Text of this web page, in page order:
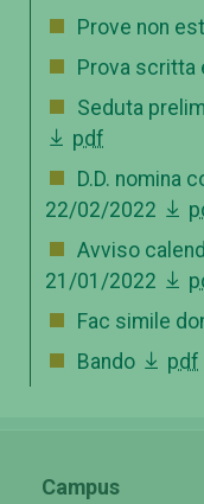
Prove non
Prova scritta
Seduta
pdf
D.D. nomina
22/02/2022
Avviso
21/01/2022
Fac simile
Bando
pdf
Campus